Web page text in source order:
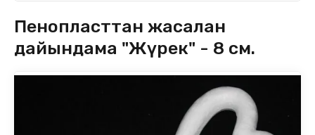
Пенопласттан жасалған
дайындама "Жүрек" - 8 см.